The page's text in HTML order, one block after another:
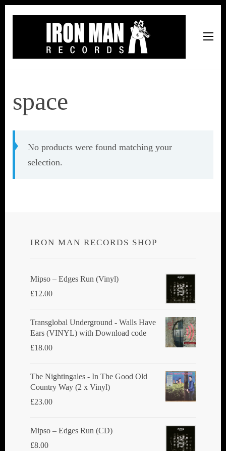
space
No products were found matching your
selection.
IRON MAN RECORDS SHOP
Mipso ‎– Edges Run (Vinyl)
£12.00
Transglobal Underground - Walls Have
Ears (VINYL) with Download code
£18.00
The Nightingales - In The Good Old
Country Way (2 x Vinyl)
£23.00
Mipso ‎– Edges Run (CD)
£8.00